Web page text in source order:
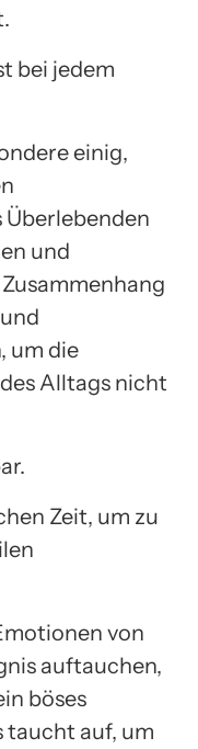
bei jedem
einig,
Überlebenden
und
um die
Alltags nicht
Zeit, um zu
von
auftauchen,
böses
taucht auf, um